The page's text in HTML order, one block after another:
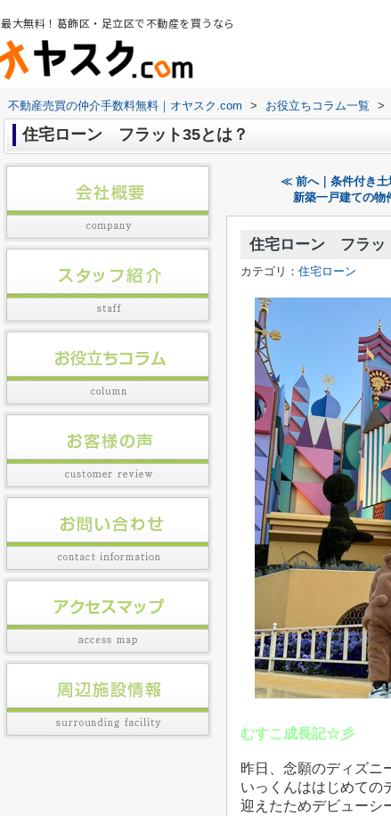
大無料！葛飾区・足立区で不動産を買うなら
不動産売買の仲介手数料無料｜オヤスク.com > お役立ちコラム一覧 >
住宅ローン フラット35とは？
≪ 前へ｜条件付き土
新築一戸建ての
住宅ローン フラッ
カテゴリ： 住宅ローン
むすこ成長記☆彡
昨日、念願のディズニ
いっくんははじめての
迎えたためデビューシ